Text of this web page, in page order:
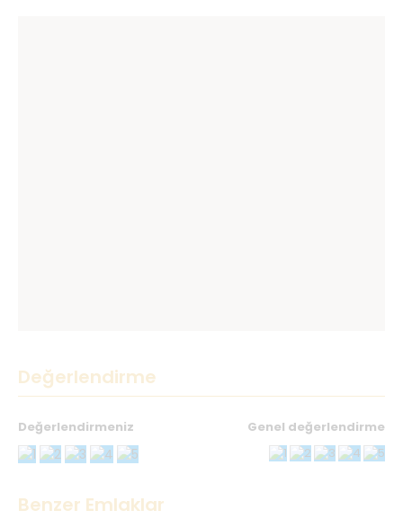
Değerlendirme
Değerlendirmeniz Genel değerlendirme
Teşekkürler
Benzer Emlaklar